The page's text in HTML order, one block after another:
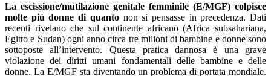
La escissione/mutilazione genitale femminile (E/MGF) colpisce
molte più donne di quanto non si pensasse in precedenza. Dati
recenti rivelano che sul continente africano (Africa subsahariana,
Egitto e Sudan) ogni anno circa tre milioni di bambine e donne sono
sottoposte all’intervento. Questa pratica dannosa è una grave
violazione dei diritti umani fondamentali delle bambine e delle
donne. La E/MGF sta diventando un problema di portata mondiale.